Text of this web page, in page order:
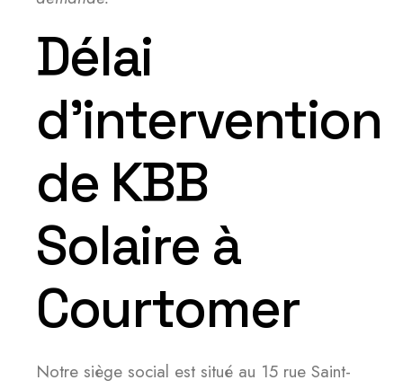
Délai
d’intervention
de KBB
Solaire à
Courtomer
Notre siège social est situé au 15 rue Saint-